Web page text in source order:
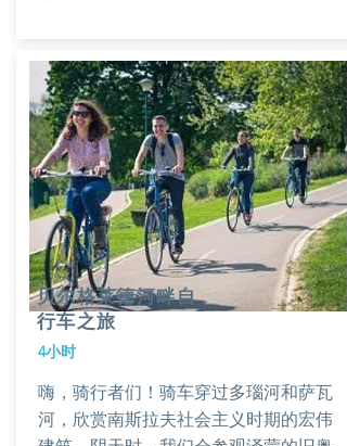
贝尔格莱德河畔自
行车之旅
4小时
嗨，骑行者们！骑车穿过多瑙河和萨瓦
河，欣赏南斯拉夫社会主义时期的宏伟